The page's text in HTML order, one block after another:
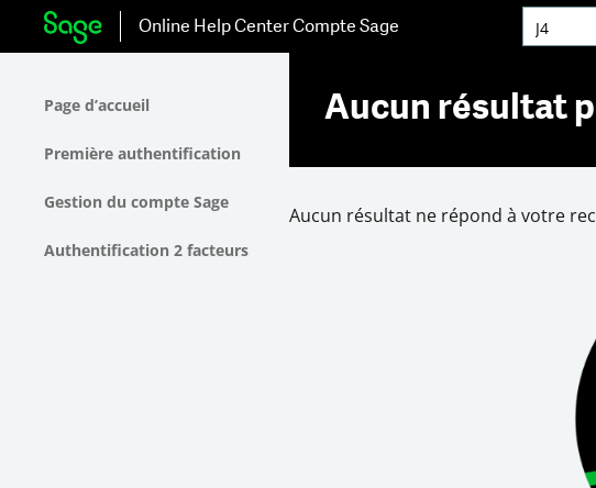
Online Help CenterCompte Sage
Page d’accueil
Première authentification
Gestion du compte Sage
Authentification 2 facteurs
Aucun résultat
Aucun résultat ne répond à votre